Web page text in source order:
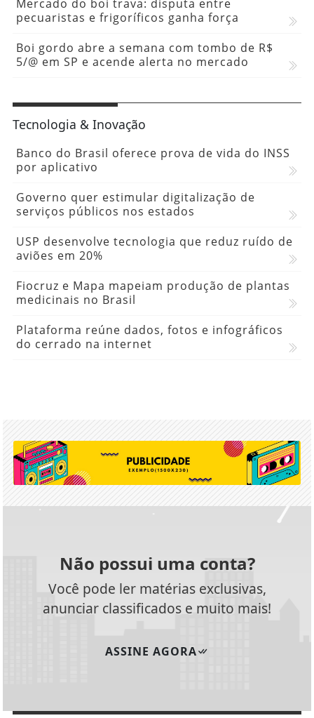
Mercado do boi trava: disputa entre
pecuaristas e frigoríficos ganha força
Boi gordo abre a semana com tombo de R$
5/@ em SP e acende alerta no mercado
Tecnologia & Inovação
Banco do Brasil oferece prova de vida do INSS
por aplicativo
Governo quer estimular digitalização de
serviços públicos nos estados
USP desenvolve tecnologia que reduz ruído de
aviões em 20%
Fiocruz e Mapa mapeiam produção de plantas
medicinais no Brasil
Plataforma reúne dados, fotos e infográficos
do cerrado na internet
Não possui uma conta?
Você pode ler matérias exclusivas,
anunciar classificados e muito mais!
ASSINE AGORA